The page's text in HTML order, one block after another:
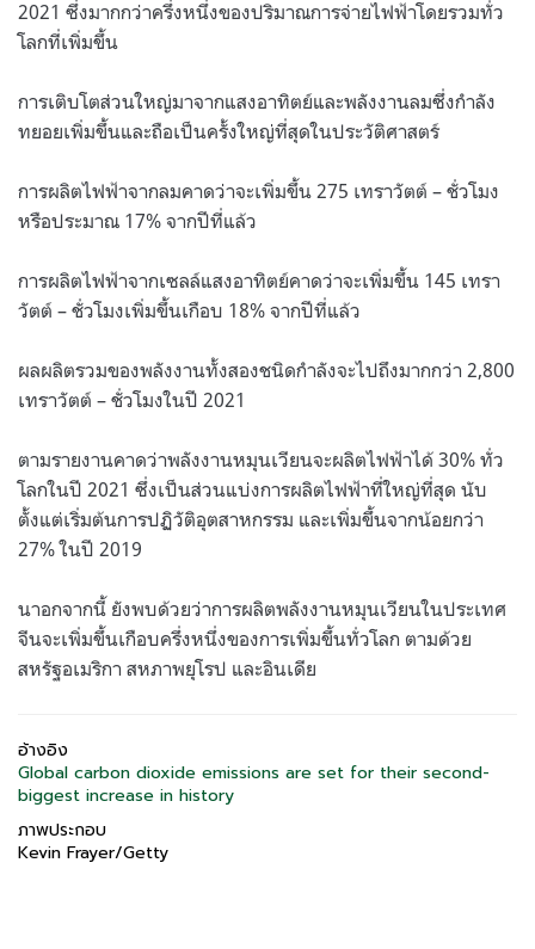
2021 ซึ่งมากกว่าครึ่งหนึ่งของปริมาณการจ่ายไฟฟ้าโดยรวมทั่ว
โลกที่เพิ่มขึ้น
การเติบโตส่วนใหญ่มาจากแสงอาทิตย์และพลังงานลมซึ่งกำลัง
ทยอยเพิ่มขึ้นและถือเป็นครั้งใหญ่ที่สุดในประวัติศาสตร์
การผลิตไฟฟ้าจากลมคาดว่าจะเพิ่มขึ้น 275 เทราวัตต์ – ชั่วโมง
หรือประมาณ 17% จากปีที่แล้ว
การผลิตไฟฟ้าจากเซลล์แสงอาทิตย์คาดว่าจะเพิ่มขึ้น 145 เทรา
วัตต์ – ชั่วโมงเพิ่มขึ้นเกือบ 18% จากปีที่แล้ว
ผลผลิตรวมของพลังงานทั้งสองชนิดกำลังจะไปถึงมากกว่า 2,800
เทราวัตต์ – ชั่วโมงในปี 2021
ตามรายงานคาดว่าพลังงานหมุนเวียนจะผลิตไฟฟ้าได้ 30% ทั่ว
โลกในปี 2021 ซึ่งเป็นส่วนแบ่งการผลิตไฟฟ้าที่ใหญ่ที่สุด นับ
ตั้งแต่เริ่มต้นการปฏิวัติอุตสาหกรรม และเพิ่มขึ้นจากน้อยกว่า
27%ในปี 2019
นาอกจากนี้ ยังพบด้วยว่าการผลิตพลังงานหมุนเวียนในประเทศ
จีนจะเพิ่มขึ้นเกือบครึ่งหนึ่งของการเพิ่มขึ้นทั่วโลก ตามด้วย
สหรัฐอเมริกา สหภาพยุโรป และอินเดีย
อ้างอิง
Global carbon dioxide emissions are set for their second-
biggest increase in history
ภาพประกอบ
Kevin Frayer/Getty